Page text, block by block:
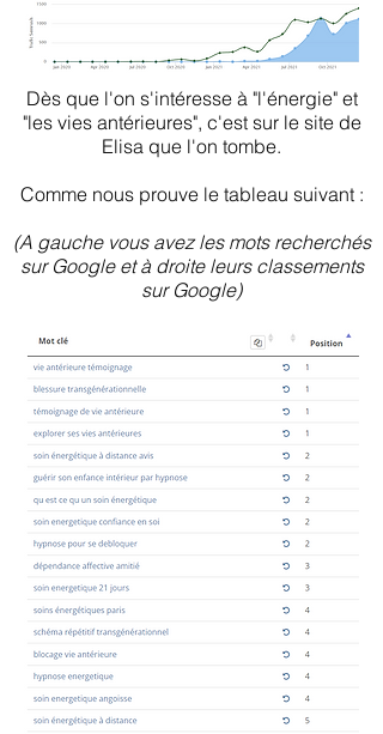
Dès que l'on s'intéresse à "l'énergie" et
"les vies antérieures", c'est sur le site de
Elisa que l'on tombe.
Comme nous prouve le tableau suivant :
(A gauche vous avez les mots recherchés
sur Google et à droite leurs classements
sur Google)